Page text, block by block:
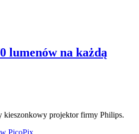
lumenów na każdą
kieszonkowy projektor firmy Philips.